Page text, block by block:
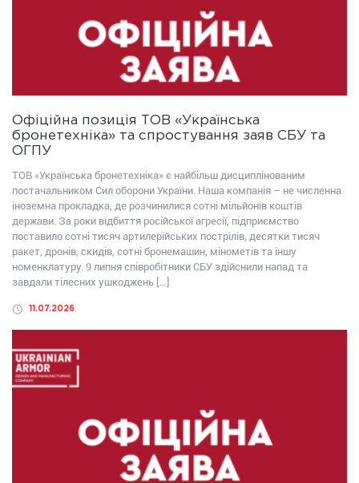
Офіційна позиція ТОВ «Українська
бронетехніка» та спростування заяв СБУ та
ОГПУ
ТОВ «Українська бронетехніка» є найбільш дисциплінованим
постачальником Сил оборони України. Наша компанія – не численна
іноземна прокладка, де розчинилися сотні мільйонів коштів
держави. За роки відбиття російської агресії, підприємство
поставило сотні тисяч артилерійських пострілів, десятки тисяч
ракет, дронів, скидів, сотні бронемашин, мінометів та іншу
номенклатуру. 9 липня співробітники СБУ здійснили напад та
завдали тілесних ушкоджень […]
11.07.2026